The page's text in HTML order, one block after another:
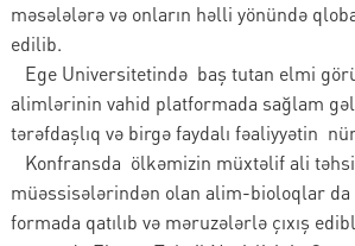
məsələlərə və onların həlli yönündə
edilib.
Ege Universitetində baş tutan elmi
alimlərinin vahid platformada sağlam
tərəfdaşlıq və birgə faydalı fəaliyyətin
Konfransda ölkəmizin müxtəlif ali
müəssisələrindən olan alim-bioloqlar da
formada qatılıb və məruzələrlə çıxış